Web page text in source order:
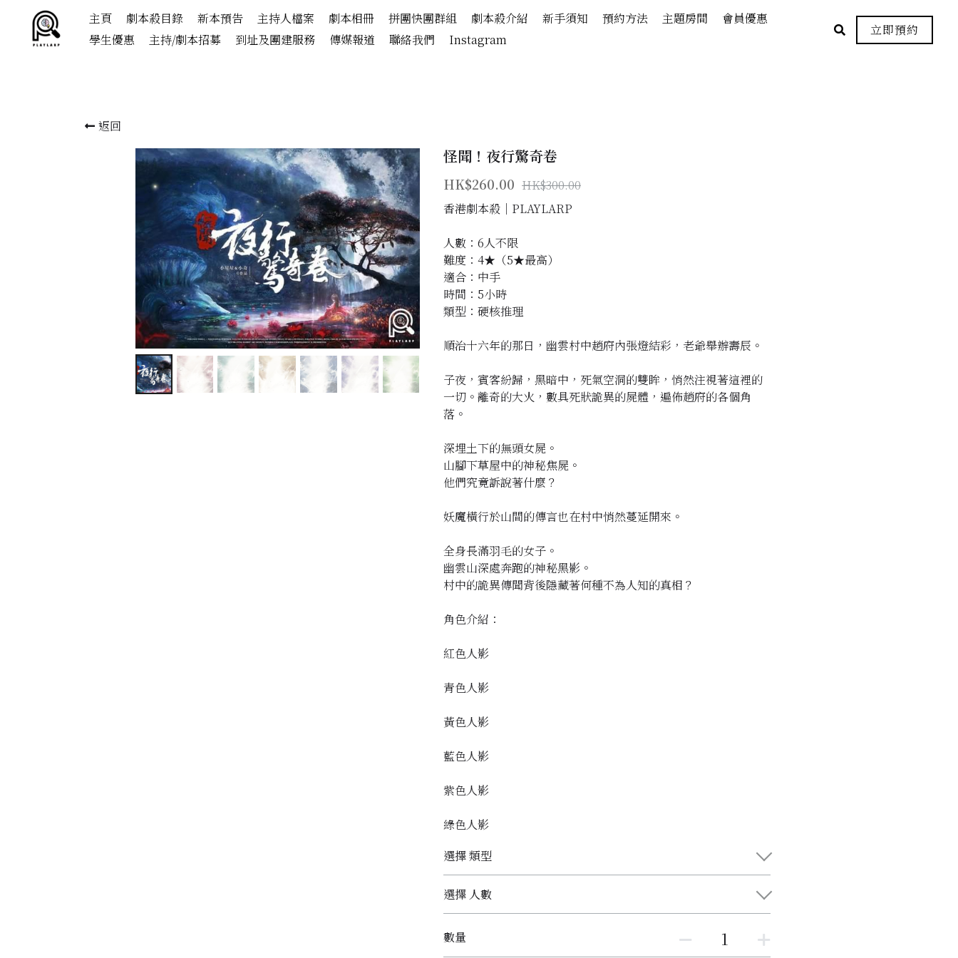
主頁 劇本殺目錄 新本預告 主持人檔案 劇本相冊 拼團快團群組 劇本殺介紹 新手須知 預約方法 主題房間
會員優惠
學生優惠
主持/劇本招募 到址及團建服務 傳媒報道 聯絡我們 Instagram
立即預約
返回
怪聞！夜行驚奇卷
HK$260.00 HK$300.00
香港劇本殺│PLAYLARP
人數：6人不限
難度：4★（5★最高）
適合：中手
時間：5小時
類型：硬核推理
順治十六年的那日，幽雲村中趙府內張燈結彩，老爺舉辦壽辰。
子夜，賓客紛歸，黑暗中，死氣空洞的雙眸，悄然注視著這裡的
一切。離奇的大火，數具死狀詭異的屍體，遍佈趙府的各個角
落。
深埋土下的無頭女屍。
山腳下草屋中的神秘焦屍。
他們究竟訴說著什麼？
妖魔橫行於山間的傳言也在村中悄然蔓延開來。
全身長滿羽毛的女子。
幽雲山深處奔跑的神秘黑影。
村中的詭異傳聞背後隱藏著何種不為人知的真相？
角色介紹：
紅色人影
青色人影
黃色人影
藍色人影
紫色人影
綠色人影
選擇 類型
選擇 人數
數量